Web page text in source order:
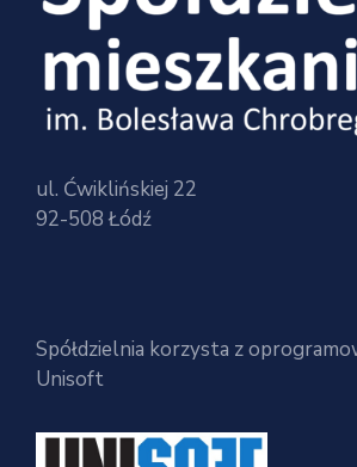
ul. Ćwiklińskiej 22
92-508 Łódź
Spółdzielnia korzysta z
Unisoft